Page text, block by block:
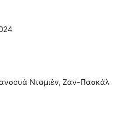
Νταμιέν, Ζαν-Πασκάλ